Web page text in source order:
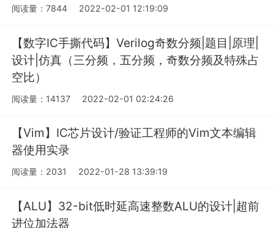
阅读量：7844 2022-02-01 12:19:09
【数字IC手撕代码】Verilog奇数分频|题目|原理|
设计|仿真（三分频，五分频，奇数分频及特殊占
空比）
阅读量：14137 2022-02-01 02:24:26
【Vim】IC芯片设计/验证工程师的Vim文本编辑
器使用实录
阅读量：2031 2022-01-28 13:39:19
【ALU】32-bit低时延高速整数ALU的设计|超前
进位加法器